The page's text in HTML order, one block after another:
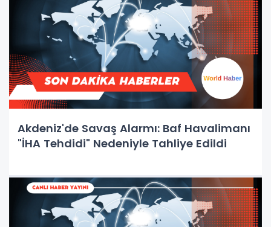
Akdeniz'de Savaş Alarmı: Baf Havalimanı
"İHA Tehdidi" Nedeniyle Tahliye Edildi